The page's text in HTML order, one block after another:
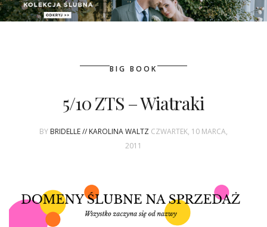
ZGŁOSZENIA
KSIĄŻKI BRIDELLE
WASZE ŚLUBY
{HOT SEXY BEST}
BIG BOOK
5/10 ZTS – Wiatraki
BY BRIDELLE // KAROLINA WALTZ CZWARTEK, 10 MARCA,
2011